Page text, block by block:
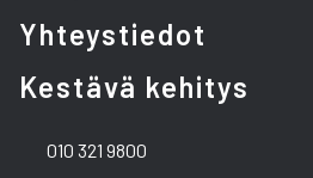
Yhteystiedot
Kestävä kehitys
010 321 9800